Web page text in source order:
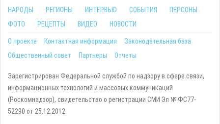
НАРОДЫ РЕГИОНЫ ИНТЕРВЬЮ СОБЫТИЯ
ПЕРСОНЫ
ФОТО
РЕЦЕПТЫ ВИДЕО НОВОСТИ
О проекте Контактная информация
Законодательная база
Общественный совет
Партнеры Отчеты
Зарегистрирован Федеральной службой по надзору в сфере связи,
информационных технологий и массовых коммуникаций
(Роскомнадзор), свидетельство о регистрации СМИ Эл № ФС77-
52290 от 25.12.2012.